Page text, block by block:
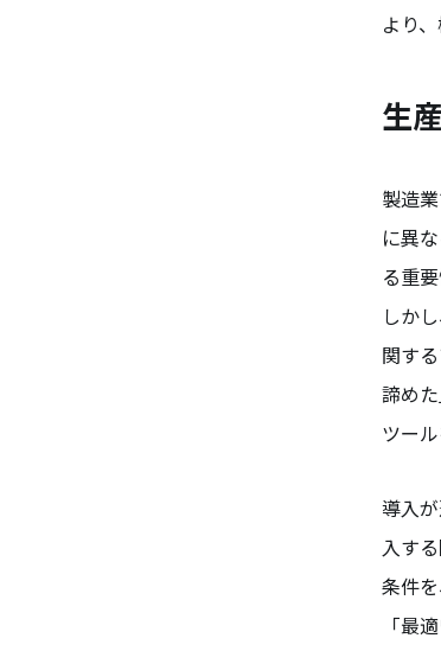
より
生
製造
に異
る重
しか
関す
諦め
ツー
導入
入す
条件
「最